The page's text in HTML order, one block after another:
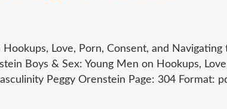
Hookups, Love, Porn, Consent, and
Boys & Sex: Young Men on Hookups,
Peggy Orenstein Page: 304 Format: